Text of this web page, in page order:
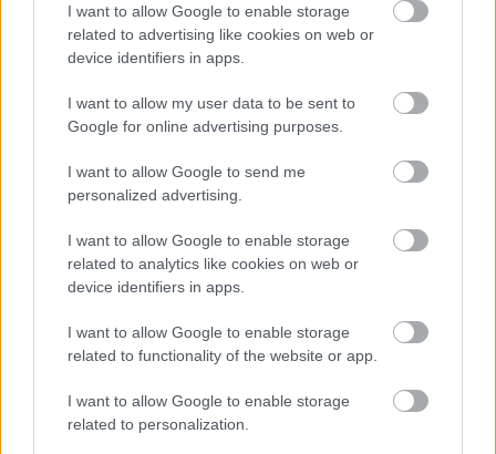
I want to allow Google to enable storage
related to advertising like cookies on web or
device identifiers in apps.
I want to allow my user data to be sent to
Google for online advertising purposes.
I want to allow Google to send me
personalized advertising.
I want to allow Google to enable storage
related to analytics like cookies on web or
device identifiers in apps.
I want to allow Google to enable storage
related to functionality of the website or app.
I want to allow Google to enable storage
related to personalization.
Mágikus hatalmakkal küzdő, háborút
megakadályozó, útválasztó. Moszkva megmenekült,
de a tömeget Konsztantin a lány ellen hangolja, akik
boszorkányként akarják Vászját megégetni. A pap
azt hiszi, ezzel véget vethet a látomásoknak, és
visszatérhet az egyszerű hitéhez. Morozko azonban
nem hagyja…
BBerni86•2019. november 27.
– És hogy terjeszti el a szuperhalálos mérget?–
Almákkal.– Almákkal?– Almákkal.– Fú, mint egy
igazi, régivágású főgonosz! Bosszantja, hogy nem
maga a legszebb a világon? (Stevenson: Nimona) –
Föld és víz. Mindkettőből bőségesen találsz
odalent.– Őrült vagy! Igazi őrült! Senki… se perzsa,